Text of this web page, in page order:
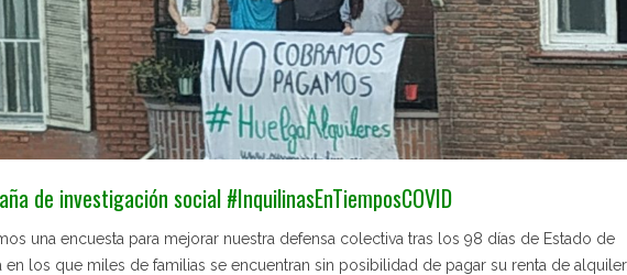
de investigación social #InquilinasEnTiemposCOVID
una encuesta para mejorar nuestra defensa colectiva tras los 98 días de Estado de
en los que miles de familias se encuentran sin posibilidad de pagar su renta de alquiler.